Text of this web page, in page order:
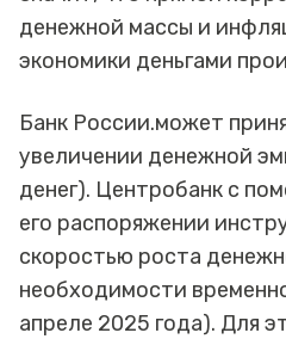
денежной массы и
экономики деньгами
Банк России.может
увеличении денежной
денег). Центробанк с
его распоряжении
скоростью роста
необходимости
апреле 2025 года). Для